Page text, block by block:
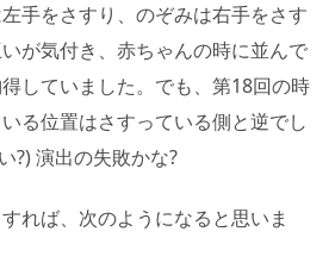
手をさすり、のぞみは右手をさす
が気付き、赤ちゃんの時に並んで
していました。でも、第18回の時
る位置はさすっている側と逆でし
?) 演出の失敗かな?
れば、次のようになると思いま